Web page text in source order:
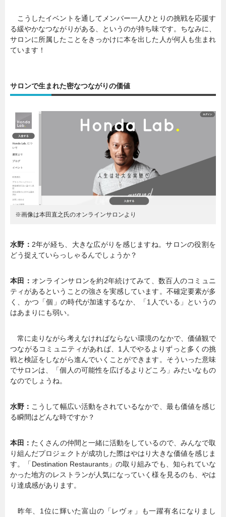
こうしたイベントを通してメンバー一人ひとりの挑戦を応援す
る緩やかなつながりがある、というのが持ち味です。ちなみに、
サロンに所属したことをきっかけに本を出した人が何人も生まれ
ています！
サロンで生まれた密なつながりの価値
※画像は本田直之氏のオンラインサロンより
水野： 2年が経ち、大きな広がりを感じますね。サロンの役割を
どう捉えていらっしゃるんでしょうか？
本田： オンラインサロンを約2年続けてみて、数百人のコミュニ
ティがあるということの強さを実感しています。不確定要素が多
く、かつ「個」の時代が加速するなか、「1人でいる」というの
はあまりにも弱い。
常に走りながら考えなければならない環境のなかで、価値観で
つながるコミュニティがあれば、1人でやるよりずっと多くの挑
戦と検証をしながら進んでいくことができます。そういった意味
でサロンは、「個人の可能性を広げるよりどころ」みたいなもの
なのでしょうね。
水野： こうして幅広い活動をされているなかで、最も価値を感じ
る瞬間はどんな時ですか？
本田： たくさんの仲間と一緒に活動をしているので、みんなで取
り組んだプロジェクトが成功した際はやはり大きな価値を感じま
す。「Destination Restaurants」の取り組みでも、知られていな
かった地方のレストランが人気になっていく様を見るのも、やは
り達成感があります。
昨年、1位に輝いた富山の「レヴォ」も一躍有名になりまし